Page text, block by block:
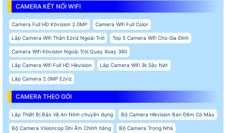
CAMERA KẾT NỐI WIFI
Camera Full HD Kbvision 2.0MP Camera Wifi Full Color
Lắp Camera Wifi Thân Ezviz Ngoài Trời Top 5 Camera Wifi Cho Gia Đình
Camera Wifi Kbvision Ngoài Trời Quay Xoay 360
Lắp Camera Wifi Full HD Hikvision Lắp Camera Wifi 3k Sắc Nét
Lắp Camera 2.0MP Ezviz
CAMERA THEO GÓI
Lắp Thiết Bị Bảo Vệ An Ninh chuyên dụng Bộ Camera Hikvision Ban Đêm Có Màu
Bộ Camera Visioncop Ghi Âm Chính hãng Bộ Camera Trong Nhà